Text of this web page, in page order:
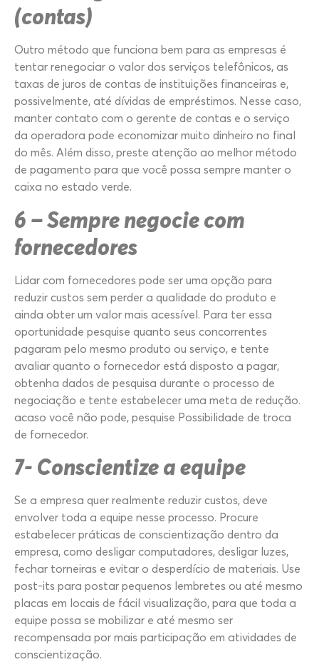
(contas)
Outro método que funciona bem para as empresas é
tentar renegociar o valor dos serviços telefônicos, as
taxas de juros de contas de instituições financeiras e,
possivelmente, até dívidas de empréstimos. Nesse caso,
manter contato com o gerente de contas e o serviço
da operadora pode economizar muito dinheiro no final
do mês. Além disso, preste atenção ao melhor método
de pagamento para que você possa sempre manter o
caixa no estado verde.
6 – Sempre negocie com
fornecedores
Lidar com fornecedores pode ser uma opção para
reduzir custos sem perder a qualidade do produto e
ainda obter um valor mais acessível. Para ter essa
oportunidade pesquise quanto seus concorrentes
pagaram pelo mesmo produto ou serviço, e tente
avaliar quanto o fornecedor está disposto a pagar,
obtenha dados de pesquisa durante o processo de
negociação e tente estabelecer uma meta de redução.
acaso você não pode, pesquise Possibilidade de troca
de fornecedor.
7- Conscientize a equipe
Se a empresa quer realmente reduzir custos, deve
envolver toda a equipe nesse processo. Procure
estabelecer práticas de conscientização dentro da
empresa, como desligar computadores, desligar luzes,
fechar torneiras e evitar o desperdício de materiais. Use
post-its para postar pequenos lembretes ou até mesmo
placas em locais de fácil visualização, para que toda a
equipe possa se mobilizar e até mesmo ser
recompensada por mais participação em atividades de
conscientização.